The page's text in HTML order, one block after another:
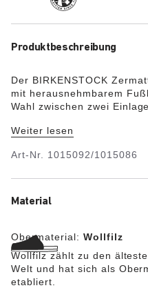
Produktbeschreibung
Der BIRKENSTOCK
mit herausnehmbarem
Wahl zwischen zwei
Einlagen können einzeln
Grundausstattung mit
Das Obermaterial besteht
Weiter lesen
Art-Nr. 1015092/1015086
Material
Obermaterial: Wollfilz
Wollfilz zählt zu den
Welt und hat sich als
etabliert.